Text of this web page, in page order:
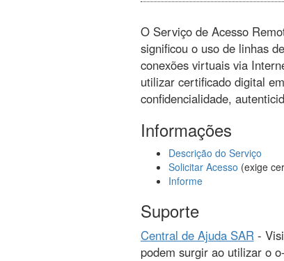
O Serviço de Acesso
significou o uso de linhas
conexões virtuais via
utilizar certificado digital
confidencialidade,
Informações
Descrição do Serviço
Solicitar Acesso (exige
Informe
Suporte
Central de Ajuda SAR-
podem surgir ao utilizar o